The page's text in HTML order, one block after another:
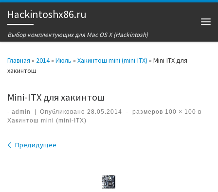
Перейти к содержимому
Hackintoshx86.ru
Выбор комплектующих для Mac OS X (Hackintosh)
Главная » 2014» Июль » Хакинтош mini (mini-ITX) » Mini-ITX для
хакинтош
Mini-ITX для хакинтош
- admin Опубликовано28.05.2014 - размеров 100 × 100 в
Хакинтош mini (mini-ITX)
Навигация по изображениям
Предидущее